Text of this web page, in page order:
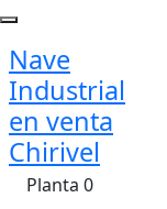
Nave
Industrial
en venta
Chirivel
Planta 0